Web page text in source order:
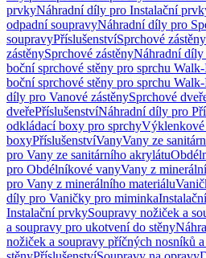
prvkyNáhradní díly pro Instalační
odpadní soupravyNáhradní díly pro
soupravyPříslušenstvíSprchové zástěny
zástěnySprchové zástěnyNáhradní díly
boční sprchové stěny pro sprchu
boční sprchové stěny pro sprchu
díly pro Vanové zástěnySprchové
dveřePříslušenstvíNáhradní díly pro
odkládací boxy pro sprchy
boxyPříslušenstvíVanyVany ze
pro Vany ze sanitárního akrylátu
pro Obdélníkové vanyVany z
pro Vany z minerálního materiálu
díly pro Vaničky pro miminka
Instalační prvkySoupravy nožiček a
a soupravy pro ukotvení do stěny
nožiček a soupravy příčných nosníků